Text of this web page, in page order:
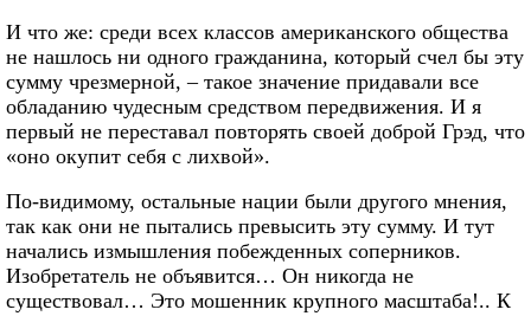
И что же: среди всех классов американского общества
не нашлось ни одного гражданина, который счел бы эту
сумму чрезмерной, – такое значение придавали все
обладанию чудесным средством передвижения. И я
первый не переставал повторять своей доброй Грэд, что
«оно окупит себя с лихвой».
По-видимому, остальные нации были другого мнения,
так как они не пытались превысить эту сумму. И тут
начались измышления побежденных соперников.
Изобретатель не объявится… Он никогда не
существовал… Это мошенник крупного масштаба!.. К